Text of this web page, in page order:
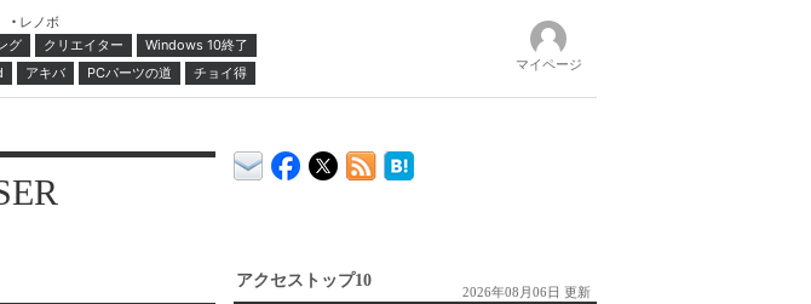
レノボ
グ クリエイター
Windows 10終了
アキバ PCパーツの道 チョイ得 マイページ
アクセストップ10
2026年08月06日 更新